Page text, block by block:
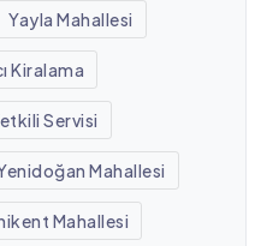
Yayla Mahallesi
Kiralama
Servisi
Mahallesi
Mahallesi